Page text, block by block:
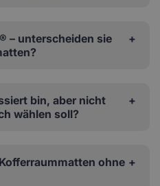
– unterscheiden sie
bin, aber nicht
wählen soll?
ohne